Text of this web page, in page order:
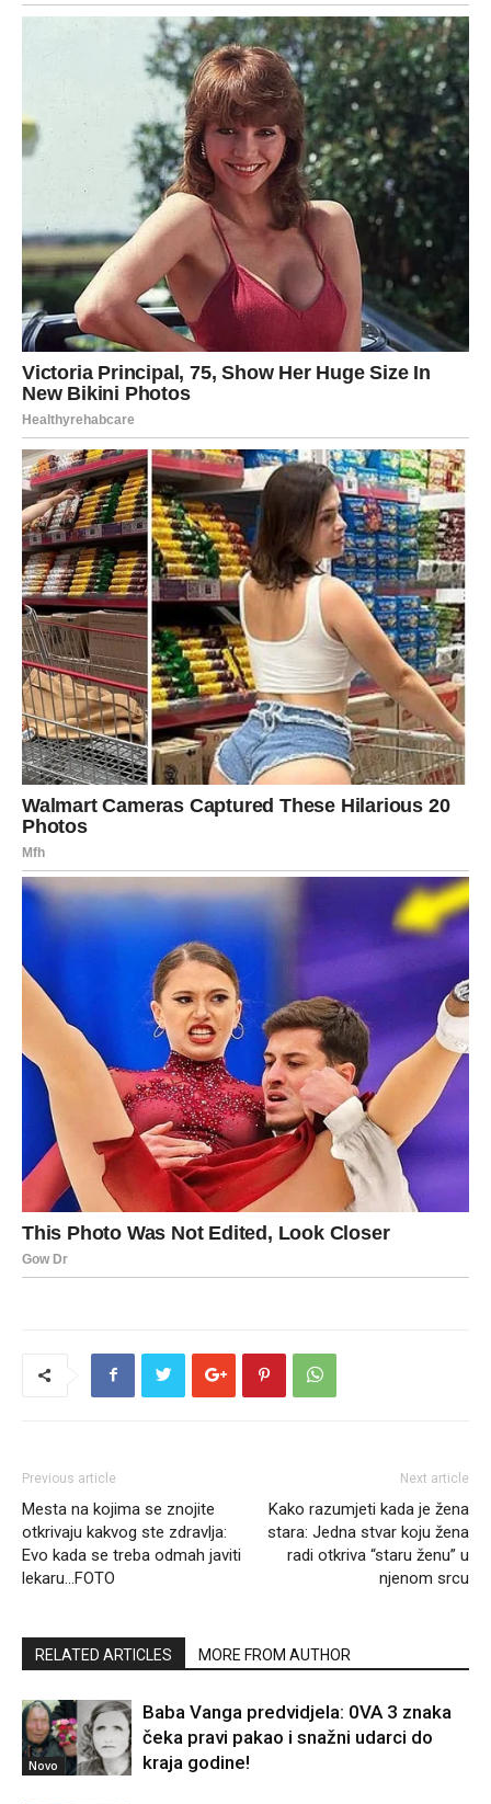
Previous article
Mesta na kojima se znojite
otkrivaju kakvog ste zdravlja:
Evo kada se treba odmah javiti
lekaru…FOTO
Next article
Kako razumjeti kada je žena
stara: Jedna stvar koju žena
radi otkriva “staru ženu” u
njenom srcu
RELATED ARTICLES MORE FROM AUTHOR
Novo
Baba Vanga predvidjela: 0VA 3 znaka
čeka pravi pakao i snažni udarci do
kraja godine!